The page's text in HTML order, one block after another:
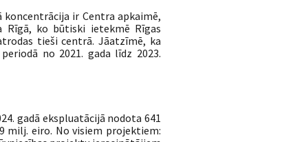
ir Centra apkaimē,
Rīgā, ko būtiski ietekmē Rīgas
tieši centrā. Jāatzīmē, ka
no 2021. gada līdz 2023.
gadā ekspluatācijā nodota 641
milj. eiro. No visiem projektiem: